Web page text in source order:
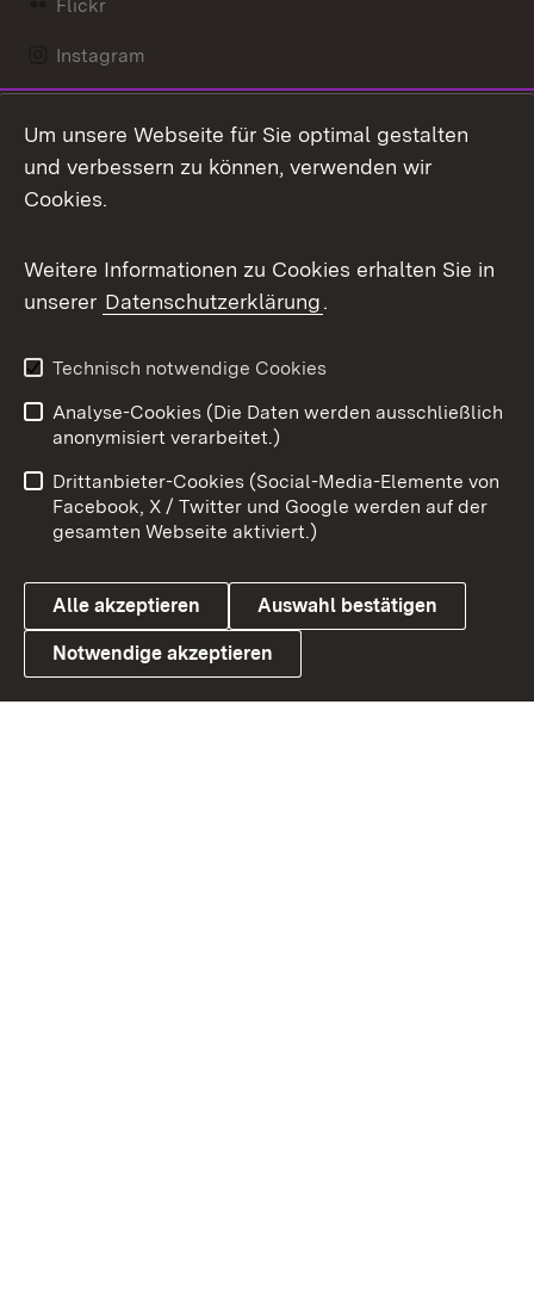
Flickr
Instagram
Mastodon
Messenger
Social Wall
X / Twitter
Youtube
Link zum Landesportal
Benutzungshinweise
Barrierefreiheit
Datenschutz
Cookies
Um unsere Webseite für Sie optimal gestalten
und verbessern zu können, verwenden wir
Cookies.
Weitere Informationen zu Cookies erhalten Sie in
unserer Datenschutzerklärung.
Technisch notwendige Cookies
Analyse-Cookies (Die Daten werden ausschließlich
anonymisiert verarbeitet.)
Drittanbieter-Cookies (Social-Media-Elemente von
Facebook, X / Twitter und Google werden auf der
gesamten Webseite aktiviert.)
Alle akzeptieren Auswahl bestätigen
Notwendige akzeptieren